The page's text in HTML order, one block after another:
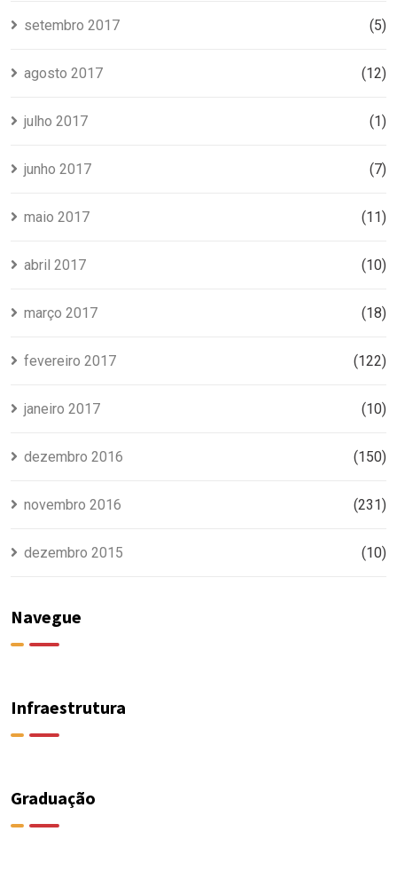
setembro 2017 (5)
agosto 2017 (12)
julho 2017 (1)
junho 2017 (7)
maio 2017 (11)
abril 2017 (10)
março 2017 (18)
fevereiro 2017 (122)
janeiro 2017 (10)
dezembro 2016 (150)
novembro 2016 (231)
dezembro 2015 (10)
Navegue
Infraestrutura
Graduação